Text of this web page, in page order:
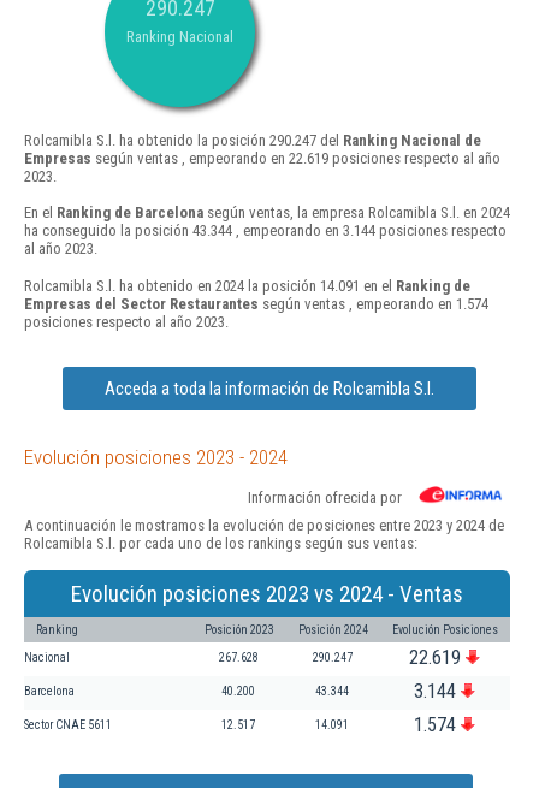
290.247
Ranking Nacional
Rolcamibla S.l. ha obtenido la posición 290.247 del Ranking Nacional de
Empresas según ventas , empeorando en 22.619 posiciones respecto al año
2023.
En el Ranking de Barcelona según ventas, la empresa Rolcamibla S.l. en 2024
ha conseguido la posición 43.344 , empeorando en 3.144 posiciones respecto
al año 2023.
Rolcamibla S.l. ha obtenido en 2024 la posición 14.091 en el Ranking de
Empresas del Sector Restaurantes según ventas , empeorando en 1.574
posiciones respecto al año 2023.
Acceda a toda la información de Rolcamibla S.l.
Evolución posiciones 2023 - 2024
Información ofrecida por
A continuación le mostramos la evolución de posiciones entre 2023 y 2024 de
Rolcamibla S.l. por cada uno de los rankings según sus ventas:
Evolución posiciones 2023 vs 2024 - Ventas
Ranking Posición 2023 Posición 2024 Evolución Posiciones
Nacional 267.628 290.247 22.619
Barcelona 40.200 43.344 3.144
Sector CNAE 5611 12.517 14.091 1.574